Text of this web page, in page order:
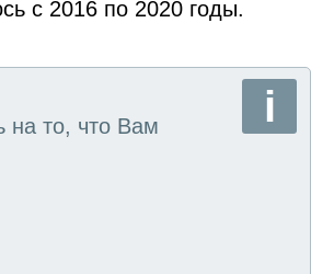
с 2016 по 2020 годы.
на то, что Вам